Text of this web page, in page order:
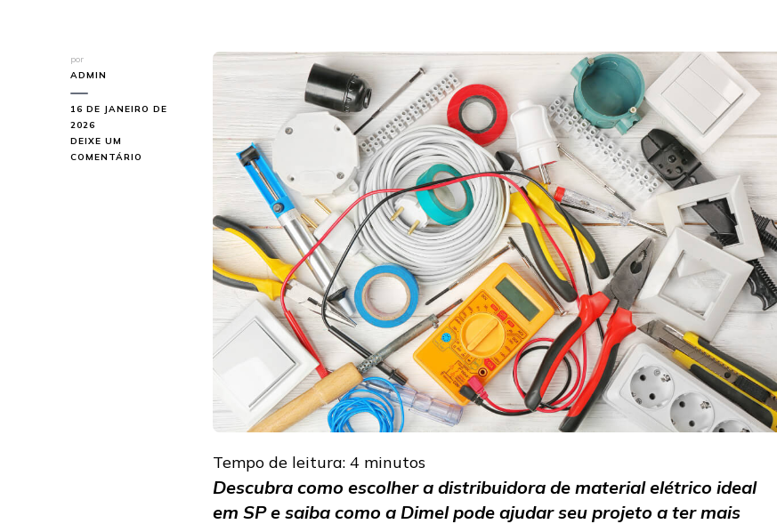
por
ADMIN
16 DE JANEIRO DE
2026
DEIXE UM
COMENTÁRIO
Tempo de leitura: 4 minutos
Descubra como escolher a distribuidora de material elétrico ideal
em SP e saiba como a Dimel pode ajudar seu projeto a ter mais